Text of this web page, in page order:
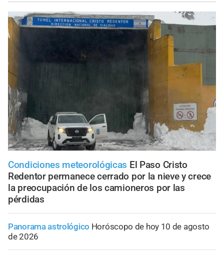
Condiciones meteorológicas El Paso Cristo
Redentor permanece cerrado por la nieve y crece
la preocupación de los camioneros por las
pérdidas
Panorama astrológico Horóscopo de hoy 10 de agosto
de 2026